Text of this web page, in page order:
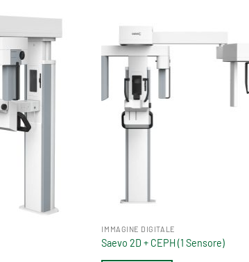
IMMAGINE DIGITALE
Saevo 2D + CEPH (1 Sensore)